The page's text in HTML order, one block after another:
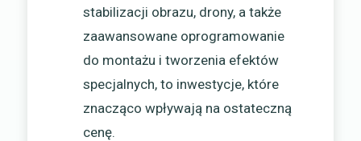
stabilizacji obrazu, drony, a także
zaawansowane oprogramowanie
do montażu i tworzenia efektów
specjalnych, to inwestycje, które
znacząco wpływają na ostateczną
cenę.